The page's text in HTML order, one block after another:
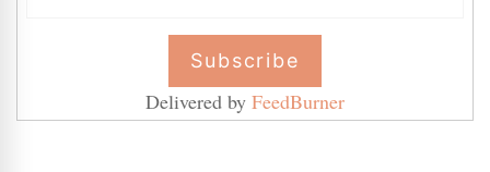
Delivered by FeedBurner